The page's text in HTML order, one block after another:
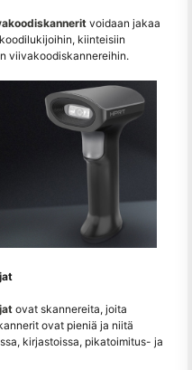
voidaan jakaa
kiinteisiin
viivakoodiskannereihin.
ovat skannereita, joita
ovat pieniä ja niitä
kirjastoissa, pikatoimitus- ja